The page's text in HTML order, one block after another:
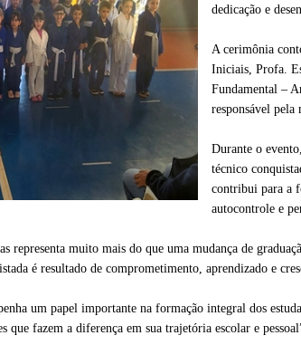
dedicação e
A cerimônia
Iniciais, Profa.
Fundamental –
responsável
Durante o
técnico
contribui para a
autocontrole e
representa muito mais do que uma mudança de
é resultado de comprometimento, aprendizado e
um papel importante na formação integral dos
fazem a diferença em sua trajetória escolar e